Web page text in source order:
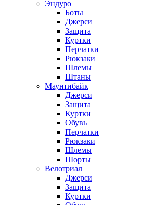
Эндуро
Боты
Джерси
Защита
Куртки
Перчатки
Рюкзаки
Шлемы
Штаны
Маунтибайк
Джерси
Защита
Куртки
Обувь
Перчатки
Рюкзаки
Шлемы
Шорты
Велотриал
Джерси
Защита
Куртки